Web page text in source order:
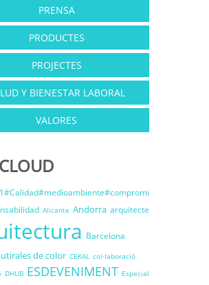
PRENSA
PRODUCTES
PROJECTES
Y BIENESTAR LABORAL
VALORES
Alicante Andorra arquitecte
Barcelona
de color CEKAL col·laboració
DHUB ESDEVENIMENT Especial